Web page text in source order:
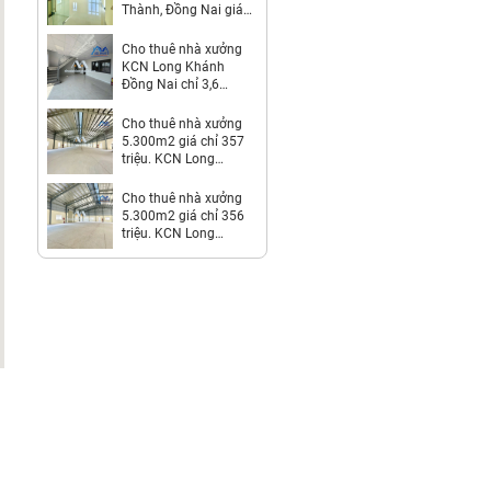
Thành, Đồng Nai giá
Cho thuê nhà xưởng
KCN Long Khánh
Đồng Nai chỉ 3,6
Cho thuê nhà xưởng
5.300m2 giá chỉ 357
triệu. KCN Long
Cho thuê nhà xưởng
5.300m2 giá chỉ 356
triệu. KCN Long